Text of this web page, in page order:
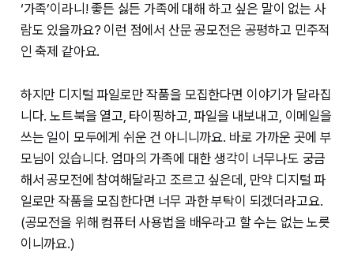
‘가족’이라니! 좋든 싫든 가족에 대해 하고 싶은 말이 없는 사
람도 있을까요? 이런 점에서 산문 공모전은 공평하고 민주적
인 축제 같아요.
하지만 디지털 파일로만 작품을 모집한다면 이야기가 달라집
니다. 노트북을 열고, 타이핑하고, 파일을 내보내고, 이메일을
쓰는 일이 모두에게 쉬운 건 아니니까요. 바로 가까운 곳에 부
모님이 있습니다. 엄마의 가족에 대한 생각이 너무나도 궁금
해서 공모전에 참여해달라고 조르고 싶은데, 만약 디지털 파
일로만 작품을 모집한다면 너무 과한 부탁이 되겠더라고요.
(공모전을 위해 컴퓨터 사용법을 배우라고 할 수는 없는 노릇
이니까요.)